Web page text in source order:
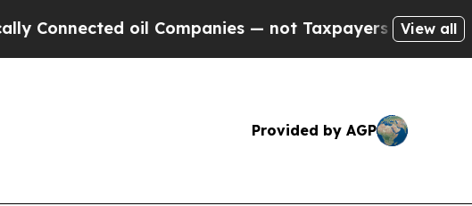
oil Companies — not Taxpayers — the Chance to
View all
Provided by AGP